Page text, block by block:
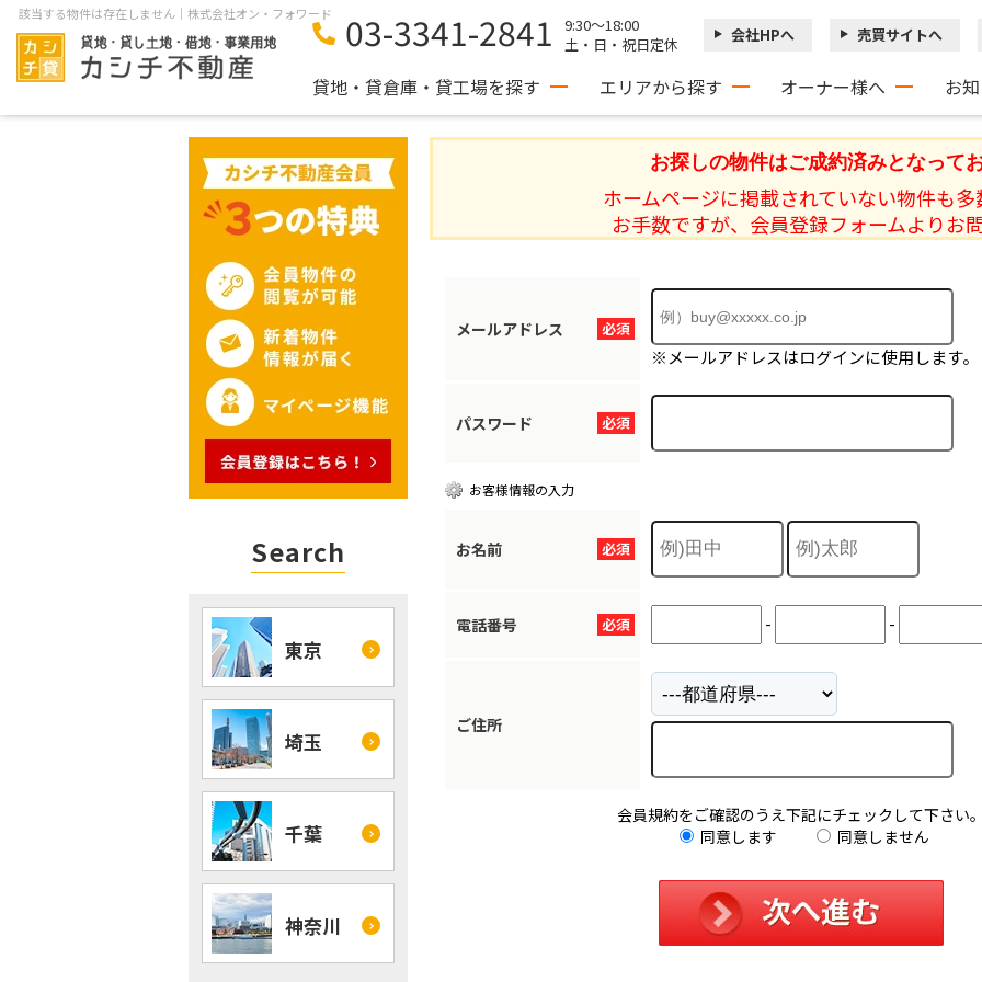
該当する物件は存在しません｜株式会社オン・フォワード 03-3341-2841
9:30～18:00
土・日・祝日定休
会社HPへ 売買サイトへ
貸地・貸倉庫・貸工場を探す エリアから探す オーナー様へ お
お探しの物件はご成約済みとなってお
ホームページに掲載されていない物件も多
お手数ですが、会員登録フォームよりお
必須
メールアドレス
※メールアドレスはログインに使用します。
必須
パスワード
お客様情報の入力
必須
お名前
必須
電話番号 - -
ご住所
会員規約をご確認のうえ下記にチェックして下さい。
同意します
同意しません
Search
東京
埼玉
千葉
神奈川